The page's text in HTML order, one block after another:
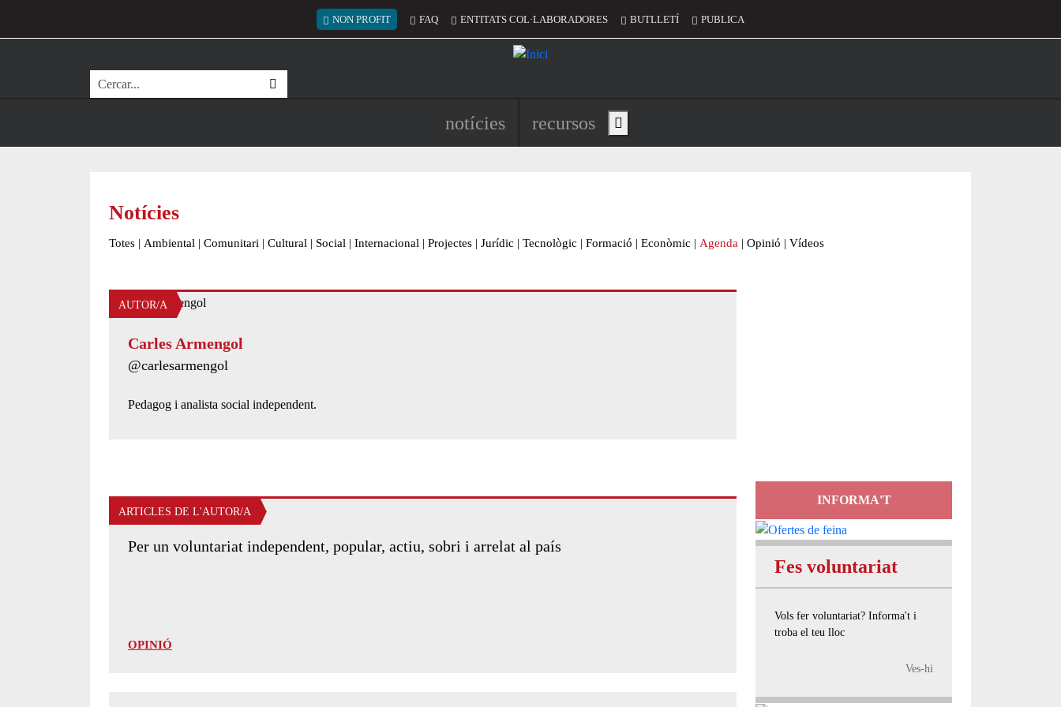
Menú del compte d'usuari
NON PROFIT FAQ ENTITATS COL·LABORADORES BUTLLETÍ PUBLICA
Cerca
Navegació principal de l'encapçalament
notícies recursos Show main menu
Notícies
Totes | Ambiental | Comunitari | Cultural | Social | Internacional | Projectes | Jurídic | Tecnològic | Formació | Econòmic | Agenda | Opinió | Vídeos
AUTOR/A
Carles Armengol
Twitter de l'autor/a:
@carlesarmengol
Presentació de l'autor/a:
Pedagog i analista social independent.
ARTICLES DE L'AUTOR/A
Per un voluntariat independent, popular, actiu, sobri i arrelat al país
OPINIÓ
INFORMA'T
Fes voluntariat
Vols fer voluntariat? Informa't i
troba el teu lloc
Ves-hi